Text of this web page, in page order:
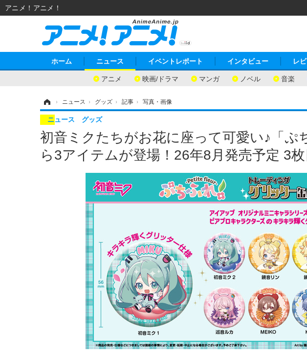
ホーム ニュース
アニメ 映画/ドラマ マンガ ノベル 音楽
イベントレポート インタビュー レ
› ニュース › グッズ › 記事 › 写真・画像
初音ミクたちがお花に座って可愛い♪「ぷ
ら3アイテムが登場！26年8月発売予定 3
ニュース グッズ
アニメ！アニメ！